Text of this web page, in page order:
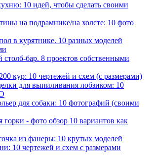
10 идей, чтобы сделать своими
на подрамнике/на холсте: 10 фото
в курятнике. 10 разных моделей
бар. 8 проектов собственными
кур: 10 чертежей и схем (с размерами)
для выпиливания лобзиком: 10
для собаки: 10 фотографий (своими
- фото обзор 10 вариантов как
из фанеры: 10 крутых моделей
10 чертежей и схем с размерами